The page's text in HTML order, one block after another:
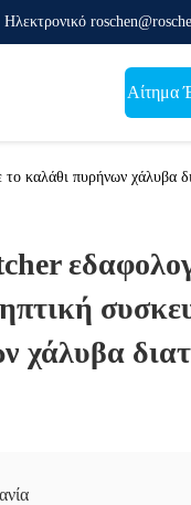
Ηλεκτρονικό
Αίτημα
καλάθι πυρήνων χάλυβα
χάλυβα